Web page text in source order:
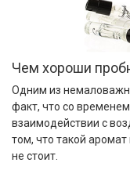
Чем хороши
Одним из
факт, что со
взаимодействии с
том, что такой
не стоит.